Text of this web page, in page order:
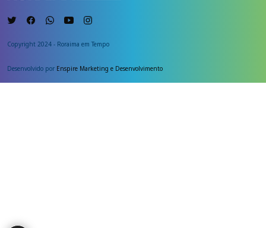
Copyright 2024 - Roraima em Tempo
Desenvolvido por Enspire Marketing e Desenvolvimento